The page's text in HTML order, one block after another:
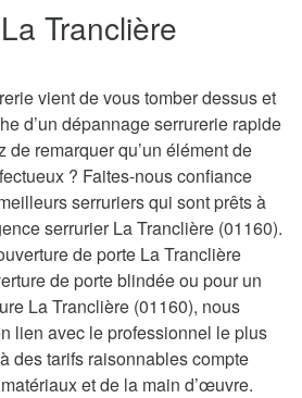
Tranclière
vient de vous tomber dessus et
d’un dépannage serrurerie rapide
de remarquer qu’un élément de
? Faites-nous confiance
serruriers qui sont prêts à
serrurier La Tranclière (01160).
de porte La Tranclière
de porte blindée ou pour un
La Tranclière (01160), nous
lien avec le professionnel le plus
des tarifs raisonnables compte
et de la main d’œuvre.